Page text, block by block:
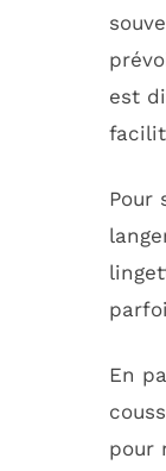
est
Pour
En
pour